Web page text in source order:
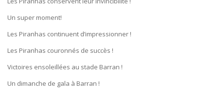
Un super moment!
Les Piranhas continuent d’impressionner !
Les Piranhas couronnés de succès !
Victoires ensoleillées au stade Barran !
Un dimanche de gala à Barran !